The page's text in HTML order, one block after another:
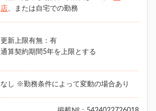
店、または自宅での勤務
更新上限有無：有
通算契約期間5年を上限とする
なし ※勤務条件によって変動の場合あり